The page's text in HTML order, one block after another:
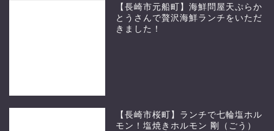
【長崎市元船町】海鮮問屋天ぷらか
とうさんで贅沢海鮮ランチをいただ
きました！
【長崎市桜町】ランチで七輪塩ホル
モン！塩焼きホルモン 剛（ごう）